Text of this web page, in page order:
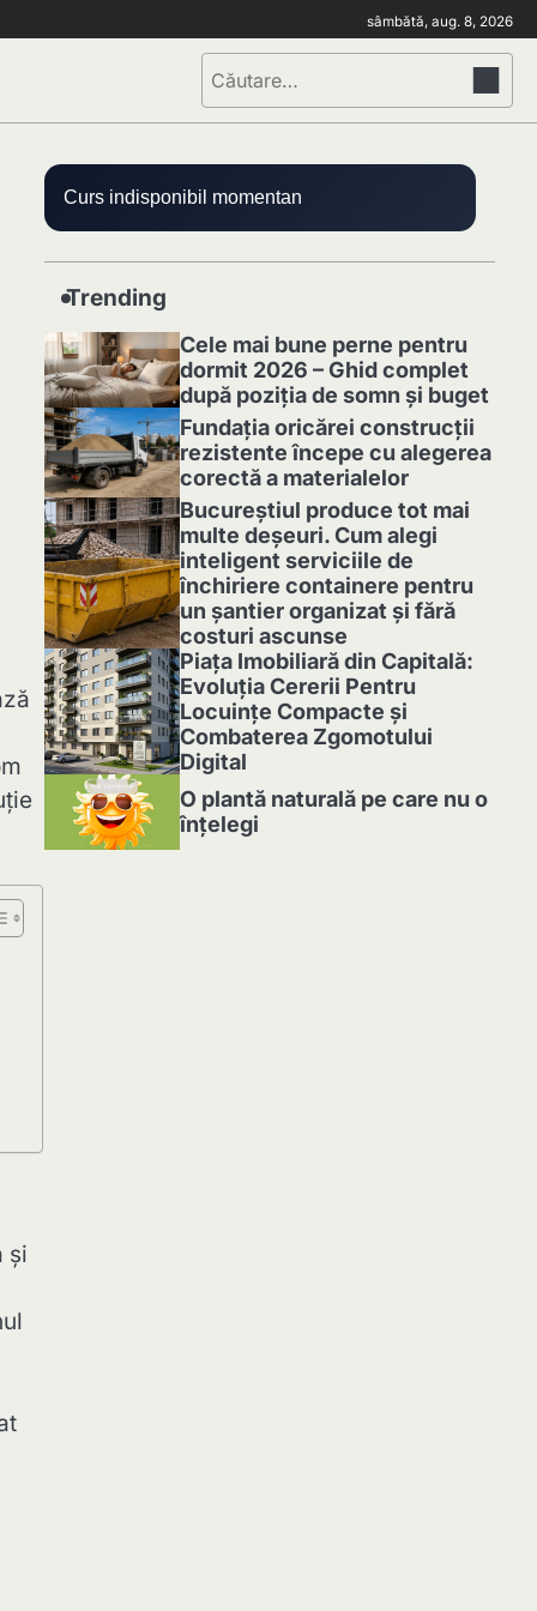
sâmbătă, aug. 8, 2026
Caută
după:
și
Curs indisponibil momentan
Trending
1
Cele mai bune perne pentru
dormit 2026 – Ghid complet
după poziția de somn și buget
2
Fundația oricărei construcții
rezistente începe cu alegerea
corectă a materialelor
3
Bucureștiul produce tot mai
multe deșeuri. Cum alegi
inteligent serviciile de
închiriere containere pentru
un șantier organizat și fără
costuri ascunse
4
Piața Imobiliară din Capitală:
Evoluția Cererii Pentru
Locuințe Compacte și
Combaterea Zgomotului
Digital
5
O plantă naturală pe care nu o
înțelegi